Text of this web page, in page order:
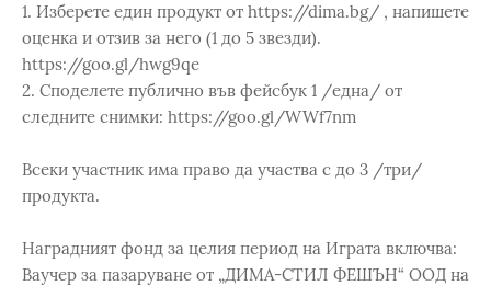
1. Изберете един продукт от https://dima.bg/ , напишете
оценка и отзив за него (1 до 5 звезди).
https://goo.gl/hwg9qe
2. Споделете публично във фейсбук 1 /една/ от
следните снимки: https://goo.gl/WWf7nm
Всеки участник има право да участва с до 3 /три/
продукта.
Наградният фонд за целия период на Играта включва:
Ваучер за пазаруване от „ДИМА-СТИЛ ФЕШЪН“ ООД на